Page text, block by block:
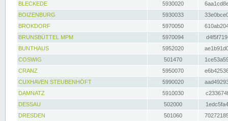
BLECKEDE
5930020
BOIZENBURG
5930033
BROKDORF
5970050
BRUNSBÜTTEL MPM
5970094
BUNTHAUS
5952020
COSWIG
501470
CRANZ
5950070
CUXHAVEN STEUBENHÖFT
5990020
DAMNATZ
5910030
DESSAU
502000
DRESDEN
501060